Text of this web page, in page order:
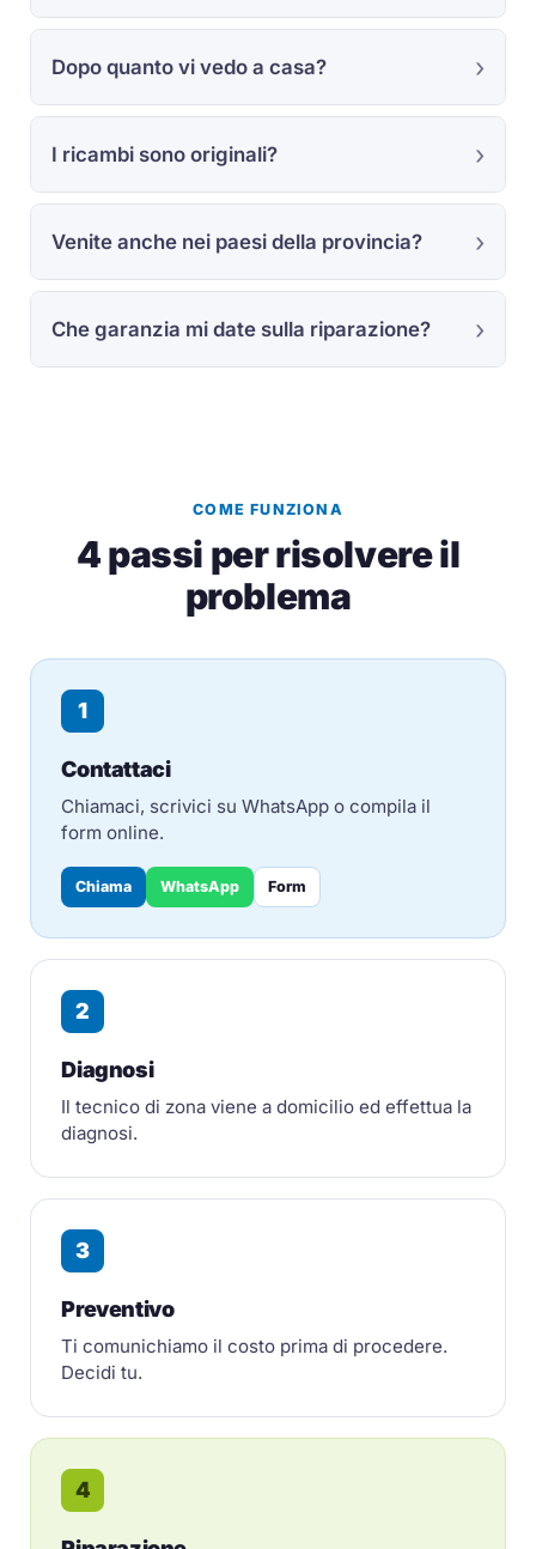
Dopo quanto vi vedo a casa?
I ricambi sono originali?
Venite anche nei paesi della provincia?
Che garanzia mi date sulla riparazione?
COME FUNZIONA
4 passi per risolvere il
problema
1
Contattaci
Chiamaci, scrivici su WhatsApp o compila il
form online.
Chiama WhatsApp Form
2
Diagnosi
Il tecnico di zona viene a domicilio ed effettua la
diagnosi.
3
Preventivo
Ti comunichiamo il costo prima di procedere.
Decidi tu.
4